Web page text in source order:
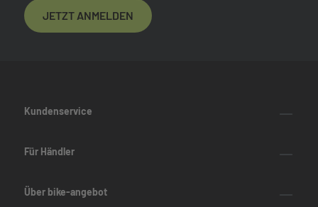
JETZT ANMELDEN
Kundenservice
Für Händler
Über bike-angebot